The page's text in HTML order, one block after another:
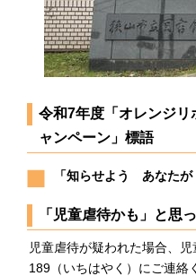
令和7年度「オレンジ
ャンペーン」標語
「知らせよう あなた
「児童虐待かも」と思
児童虐待が疑われた場合、
189（いちはやく）にご連絡